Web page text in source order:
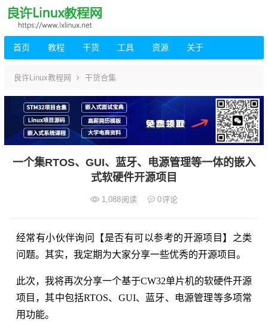
首页 教程 干货 工具 资源 关于
良许Linux教程网 干货合集
一个集RTOS、GUI、蓝牙、电源管理等一体的嵌入
式软硬件开源项目
1,088阅读 0评论
经常有小伙伴询问【是否有可以参考的开源项目】之类
问题。其实，我定期为大家分享一些优秀的开源项目。
此次，我将再次分享一个基于CW32单片机的软硬件开源
项目，其中包括RTOS、GUI、蓝牙、电源管理等多项常
用功能。